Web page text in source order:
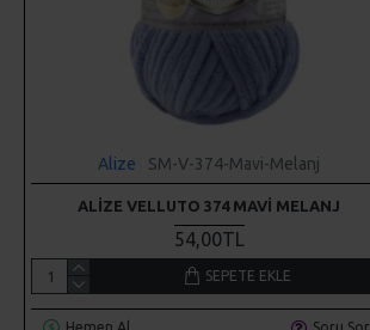
Alize SM-V-374-Mavi-Melanj
ALIZE VELLUTO 374 MAVI MELANJ
54,00TL
SEPETE EKLE